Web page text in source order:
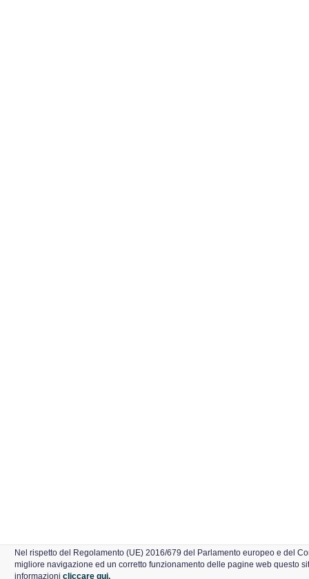
Nel rispetto del Regolamento (UE) 2016/679 del Parlamento europeo e del
migliore navigazione ed un corretto funzionamento delle pagine web questo
informazioni cliccare qui.